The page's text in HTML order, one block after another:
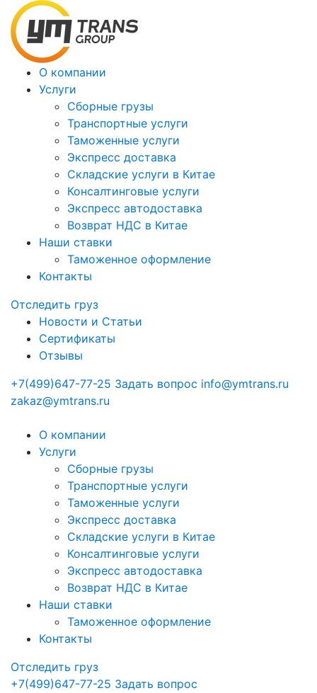
О компании
Услуги
Сборные грузы
Транспортные услуги
Таможенные услуги
Экспресс доставка
Cкладские услуги в Китае
Консалтинговые услуги
Экспресс автодоставка
Возврат НДС в Китае
Наши ставки
Таможенное оформление
Контакты
Отследить груз
Новости и Статьи
Сертификаты
Отзывы
+7(499)647-77-25 Задать вопрос info@ymtrans.ru
zakaz@ymtrans.ru
О компании
Услуги
Сборные грузы
Транспортные услуги
Таможенные услуги
Экспресс доставка
Cкладские услуги в Китае
Консалтинговые услуги
Экспресс автодоставка
Возврат НДС в Китае
Наши ставки
Таможенное оформление
Контакты
Отследить груз
+7(499)647-77-25 Задать вопрос